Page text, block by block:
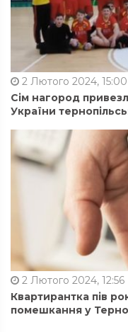
2 Лютого 2024, 15:00
Сім нагород
України
2 Лютого 2024, 12:56
Квартирантка пів
помешкання у